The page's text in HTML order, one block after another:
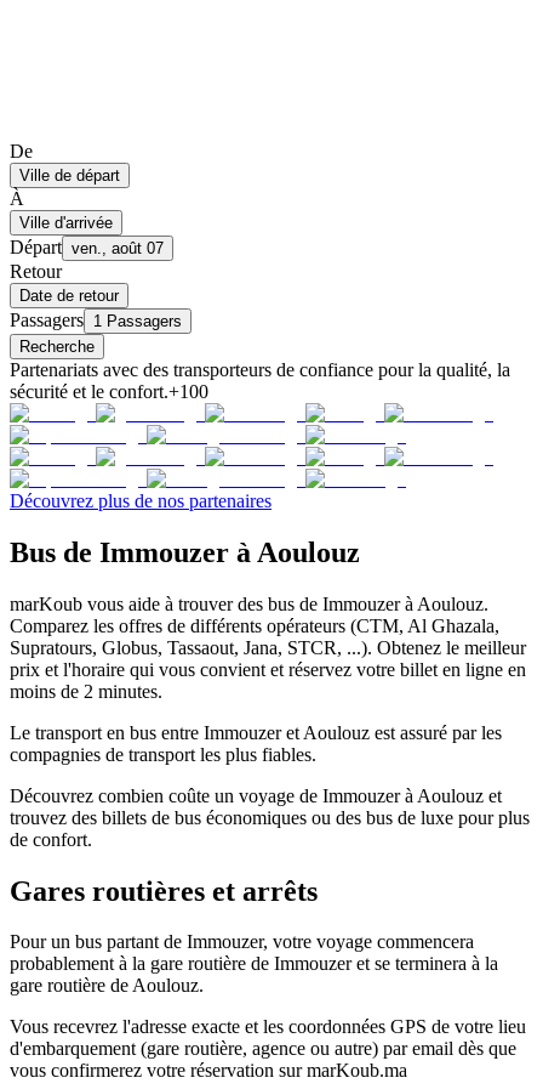
De
Ville de départ
À
Ville d'arrivée
Départ ven., août 07
Retour
Date de retour
Passagers 1 Passagers
Recherche
Partenariats avec des transporteurs de confiance pour la qualité, la
sécurité et le confort.+100
Découvrez plus de nos partenaires
Bus de Immouzer à Aoulouz
marKoub vous aide à trouver des bus de Immouzer à Aoulouz.
Comparez les offres de différents opérateurs (CTM, Al Ghazala,
Supratours, Globus, Tassaout, Jana, STCR, ...). Obtenez le meilleur
prix et l'horaire qui vous convient et réservez votre billet en ligne en
moins de 2 minutes.
Le transport en bus entre Immouzer et Aoulouz est assuré par les
compagnies de transport les plus fiables.
Découvrez combien coûte un voyage de Immouzer à Aoulouz et
trouvez des billets de bus économiques ou des bus de luxe pour plus
de confort.
Gares routières et arrêts
Pour un bus partant de Immouzer, votre voyage commencera
probablement à la gare routière de Immouzer et se terminera à la
gare routière de Aoulouz.
Vous recevrez l'adresse exacte et les coordonnées GPS de votre lieu
d'embarquement (gare routière, agence ou autre) par email dès que
vous confirmerez votre réservation sur marKoub.ma